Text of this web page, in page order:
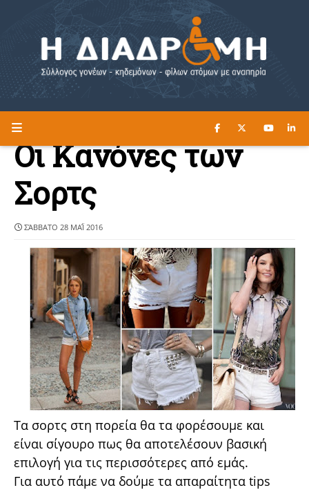
Η ΔΙΑΔΡΟΜΗ ΔΙΑΒΑΣΤΕ ΕΔΩ ►
Οι Κανόνες των
Σορτς
ΣΆΒΒΑΤΟ 28 ΜΑΪ́ 2016
Τα σορτς στη πορεία θα τα φορέσουμε και
είναι σίγουρο πως θα αποτελέσουν βασική
επιλογή για τις περισσότερες από εμάς.
Για αυτό πάμε να δούμε τα απαραίτητα tips